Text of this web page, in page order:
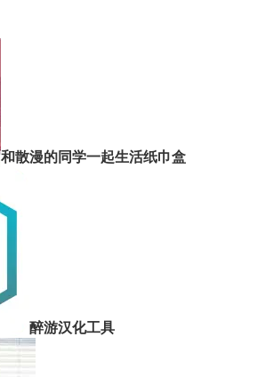
和散漫的同学一起生活纸巾盒
醉游汉化工具